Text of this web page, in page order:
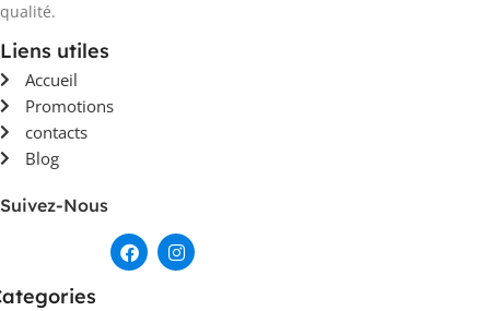
qualité.
Liens utiles
Accueil
Promotions
contacts
Blog
Suivez-Nous